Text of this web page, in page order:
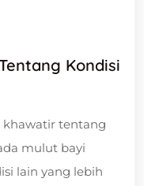
Kondisi
khawatir tentang
mulut bayi
lain yang lebih